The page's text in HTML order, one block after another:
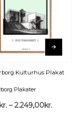
Kulturhus Plakat
Plakater
kr. – 2.249,00kr.